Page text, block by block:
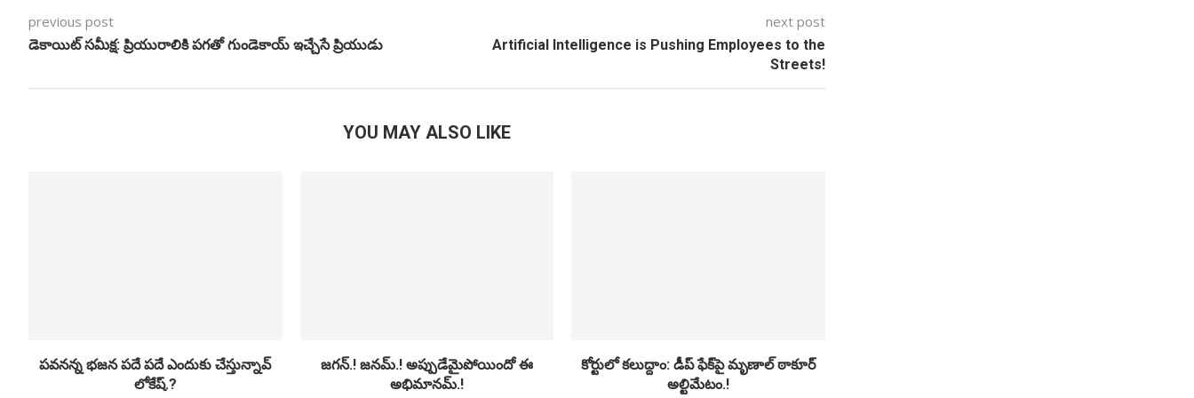
previous post
డెకాయిట్ సమీక్ష: ప్రియురాలికి పగతో గుండెకాయ్ ఇచ్చేసే ప్రియుడు
next post
Artificial Intelligence is Pushing Employees to the
Streets!
YOU MAY ALSO LIKE
పవనన్న భజన పదే పదే ఎందుకు చేస్తున్నావ్
లోకేష్.?
జగన్.! జనమ్.! అప్పుడేమైపోయిందో ఈ
అభిమానమ్.!
కోర్టులో కలుద్దాం: డీప్ ఫేక్‌పై మృణాల్ ఠాకూర్
అల్టిమేటం.!